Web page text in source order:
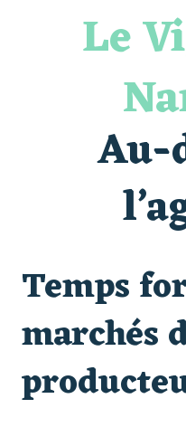
Les essentiels du
Visite guidée « Histoire
« Veduta, les palais
Le bleu dans tous ses
Visites et dégustations
Sortie à pied de
Clisson gîte et couvert
Vente de légumes bio
Le
Au-
Temps
marchés